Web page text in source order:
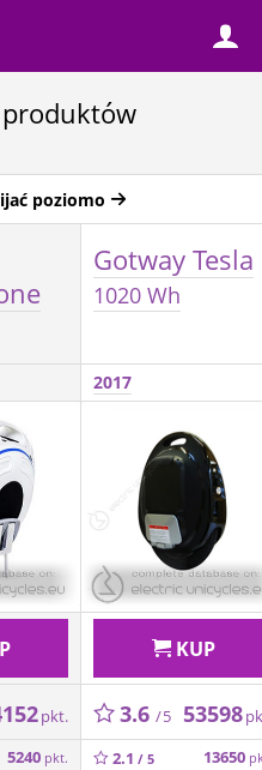
poziomo
Gotway Tesla
1020 Wh
2017
KUP
pkt. 3.6 / 5 53598
5240 pkt. 2.1 / 5 13650